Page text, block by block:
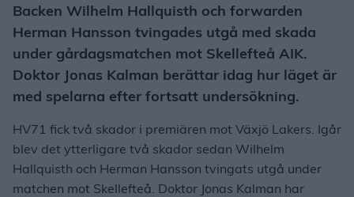
Backen Wilhelm Hallquisth och forwarden
Herman Hansson tvingades utgå med skada
under gårdagsmatchen mot Skellefteå AIK.
Doktor Jonas Kalman berättar idag hur läget är
med spelarna efter fortsatt undersökning.
HV71 fick två skador i premiären mot Växjö Lakers. Igår
blev det ytterligare två skador sedan Wilhelm
Hallquisth och Herman Hansson tvingats utgå under
matchen mot Skellefteå. Doktor Jonas Kalman har